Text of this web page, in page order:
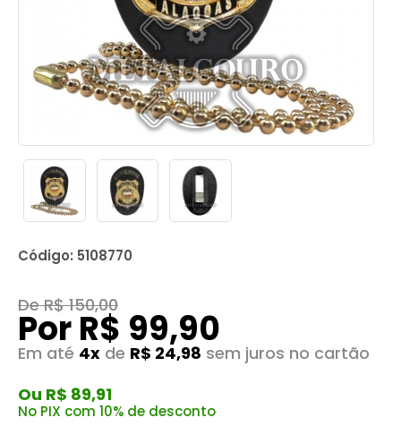
Código: 5108770
De R$ 150,00
Por R$ 99,90
Em até 4x de R$ 24,98 sem juros no cartão
Ou R$ 89,91
No PIX com 10% de desconto